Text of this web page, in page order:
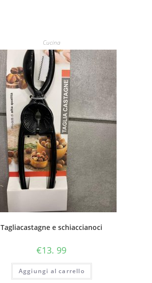
Cucina
Tagliacastagne e schiaccianoci
€13. 99
Aggiungi al carrello